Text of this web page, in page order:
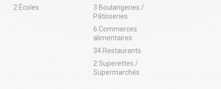
2 Écoles
3 Boulangeries /
Pâtisseries
6 Commerces
alimentaires
34 Restaurants
2 Superettes /
Supermarchés